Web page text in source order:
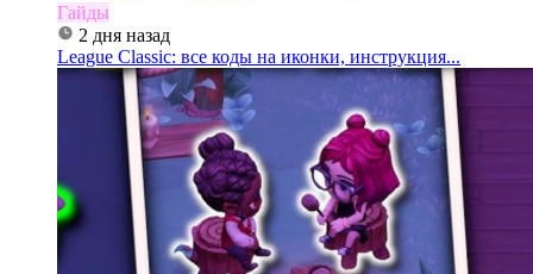
Гайды
2 дня назад
League Classic: все коды на иконки, инструкция...